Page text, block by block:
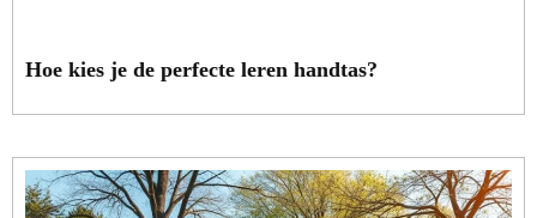
Hoe kies je de perfecte leren handtas?